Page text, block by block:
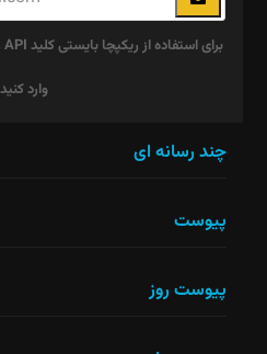
وارد
نباید
چند رسانه ای
پیوست
پیوست روز